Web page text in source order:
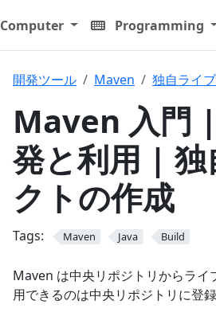
Computer Programming
開発ツール Maven 独自ライ
Maven 入門
発と利用 |
クトの作成
Tags: Maven Java Build
Maven は中央リポジトリからラ
用できるのは中央リポジトリに登